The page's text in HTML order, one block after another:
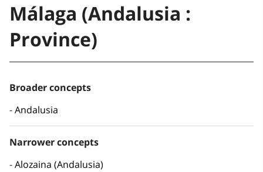
Málaga (Andalusia :
Province)
Broader concepts
Andalusia
Narrower concepts
Alozaina (Andalusia)